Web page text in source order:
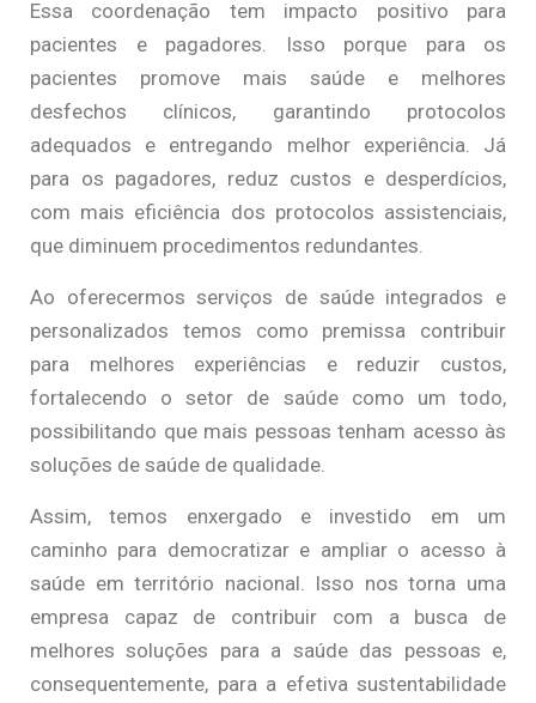
Essa coordenação tem impacto positivo para
pacientes e pagadores. Isso porque para os
pacientes promove mais saúde e melhores
desfechos clínicos, garantindo protocolos
adequados e entregando melhor experiência. Já
para os pagadores, reduz custos e desperdícios,
com mais eficiência dos protocolos assistenciais,
que diminuem procedimentos redundantes.
Ao oferecermos serviços de saúde integrados e
personalizados temos como premissa contribuir
para melhores experiências e reduzir custos,
fortalecendo o setor de saúde como um todo,
possibilitando que mais pessoas tenham acesso às
soluções de saúde de qualidade.
Assim, temos enxergado e investido em um
caminho para democratizar e ampliar o acesso à
saúde em território nacional. Isso nos torna uma
empresa capaz de contribuir com a busca de
melhores soluções para a saúde das pessoas e,
consequentemente, para a efetiva sustentabilidade